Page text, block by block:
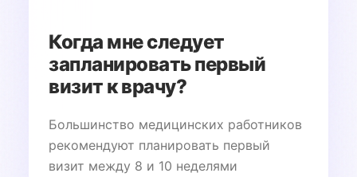
Когда мне следует
запланировать первый
визит к врачу?
Большинство медицинских работников
рекомендуют планировать первый
визит между 8 и 10 неделями